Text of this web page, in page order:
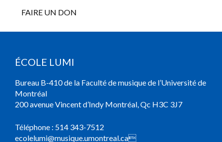
FAIRE UN DON
ÉCOLE LUMI
Bureau B-410 de la Faculté de musique de l’Université de
Montréal
200 avenue Vincent d’Indy Montréal, Qc H3C 3J7
Téléphone : 514 343-7512
ecolelumi@musique.umontreal.ca